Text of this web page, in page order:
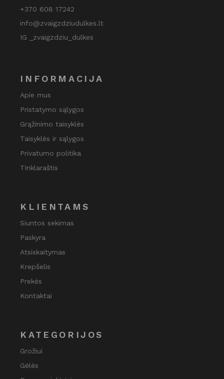
+370 608 17242
info@zvaigzdziudulkes.lt
IG _zvaigzdziu_dulkes
INFORMACIJA
Apie mus
Pristatymo sąlygos
Grąžinimo taisyklės
Taisyklės ir sąlygos
Privatumo politika
Tinklaraštis
KLIENTAMS
Siuntos sekimas
Paskyra
Atsiskaitymas
Krepšelis
Prekės
Kontaktai
KATEGORIJOS
Grožiui
Gėlės